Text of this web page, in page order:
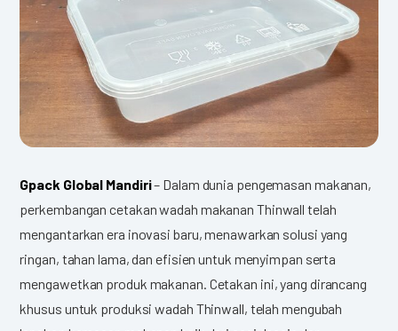
Gpack Global Mandiri– Dalam dunia pengemasan makanan,
perkembangan cetakan wadah makanan Thinwall telah
mengantarkan era inovasi baru, menawarkan solusi yang
ringan, tahan lama, dan efisien untuk menyimpan serta
mengawetkan produk makanan. Cetakan ini, yang dirancang
khusus untuk produksi wadah Thinwall, telah mengubah